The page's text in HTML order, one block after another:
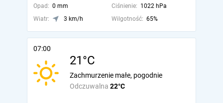
Opad: 0 mm Ciśnienie: 1022 hPa
Wiatr:
3 km/h Wilgotność: 65%
07:00
21°C
Odczuwalna 22°C
Zachmurzenie małe, pogodnie